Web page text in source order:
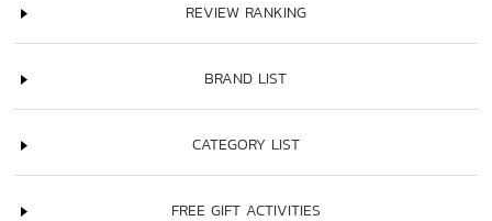
REVIEW RANKING
BRAND LIST
CATEGORY LIST
FREE GIFT ACTIVITIES